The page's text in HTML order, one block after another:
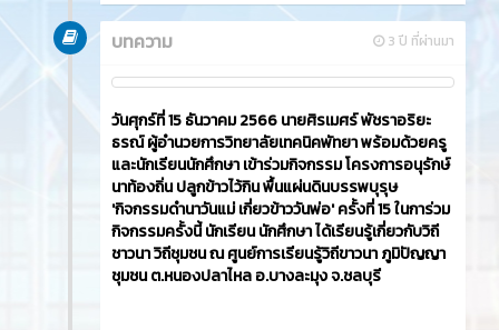
3 ปี ที่ผ่านมา
บทความ
วันศุกร์ที่ 15 ธันวาคม 2566​ นายศิรเมศร์ พัชราอริยะ
ธรณ์ ผู้อำนวยการวิทยาลัยเทคนิคพัทยา พร้อมด้วยครู
และนักเรียนนักศึกษา เข้าร่วมกิจกรรม โครงการอนุรักษ์
นาท้องถิ่น ปลูกข้าวไว้กิน พื้นแผ่นดินบรรพบุรุษ
'กิจกรรมดำนาวันแม่ เกี่ยวข้าววันพ่อ' ครั้งที่ 15 ในการ่วม
กิจกรรมครั้งนี้ นักเรียน นักศึกษา ได้เรียนรู้เกี่ยวกับวิถี
ชาวนา วิถีชุมชน ณ ศูนย์การเรียนรู้วิถีขาวนา ภูมิปัญญา
ชุมชน ต.หนองปลาไหล อ.บางละมุง จ.ชลบุรี